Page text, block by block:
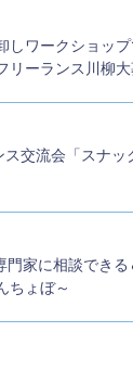
しワークショッ
リーランス川柳
ス交流会「スナッ
家に相談できる
ちょぼ～